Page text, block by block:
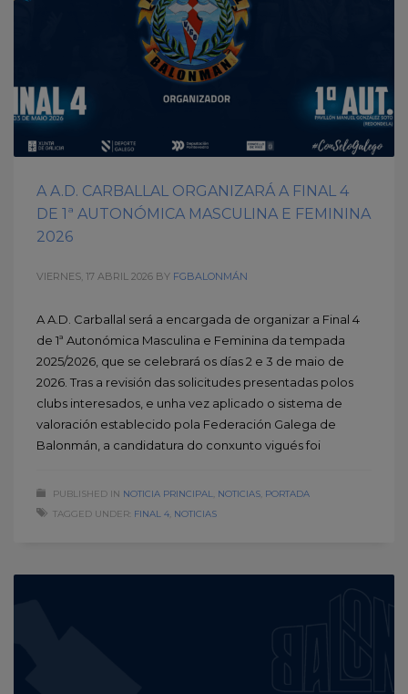
A A.D. CARBALLAL ORGANIZARÁ A FINAL 4
DE 1ª AUTONÓMICA MASCULINA E FEMININA
2026
VIERNES, 17 ABRIL 2026 BY FGBALONMÁN
A A.D. Carballal será a encargada de organizar a Final 4
de 1ª Autonómica Masculina e Feminina da tempada
2025/2026, que se celebrará os días 2 e 3 de maio de
2026. Tras a revisión das solicitudes presentadas polos
clubs interesados, e unha vez aplicado o sistema de
valoración establecido pola Federación Galega de
Balonmán, a candidatura do conxunto vigués foi
PUBLISHED IN NOTICIA PRINCIPAL NOTICIAS PORTADA
TAGGED UNDER: FINAL 4 NOTICIAS